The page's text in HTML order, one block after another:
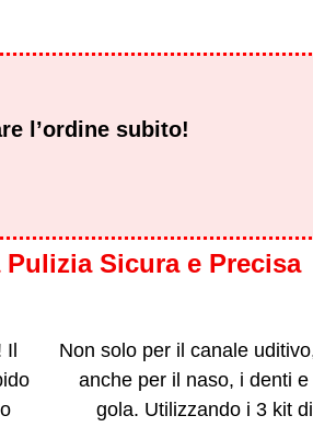
l’ordine subito!
Sicura e Precisa
Non solo per il canale
anche per il naso, i denti e
gola. Utilizzando i 3 kit di